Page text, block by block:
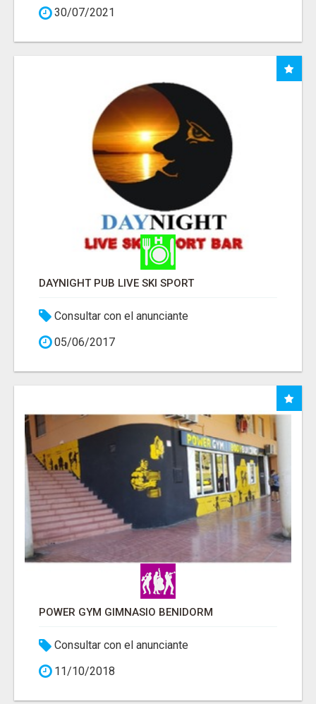
30/07/2021
DAYNIGHT PUB LIVE SKI SPORT
Consultar con el anunciante
05/06/2017
POWER GYM GIMNASIO BENIDORM
Consultar con el anunciante
11/10/2018